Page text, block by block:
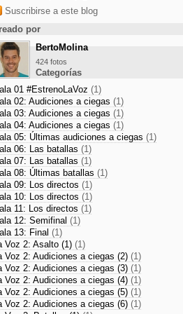
Suscribirse a este blog
por
BertoMolina
424 fotos
Categorías
01 #EstrenoLaVoz (1)
02: Audiciones a ciegas (1)
03: Audiciones a ciegas (1)
04: Audiciones a ciegas (1)
05: Últimas audiciones a ciegas (1)
06: Las batallas (1)
07: Las batallas (1)
08: Últimas batallas (1)
09: Los directos (1)
10: Los directos (1)
11: Los directos (1)
12: Semifinal (1)
13: Final (1)
Voz 2: Asalto (1) (1)
Voz 2: Audiciones a ciegas (2) (1)
Voz 2: Audiciones a ciegas (3) (1)
Voz 2: Audiciones a ciegas (4) (1)
Voz 2: Audiciones a ciegas (5) (1)
Voz 2: Audiciones a ciegas (6) (1)